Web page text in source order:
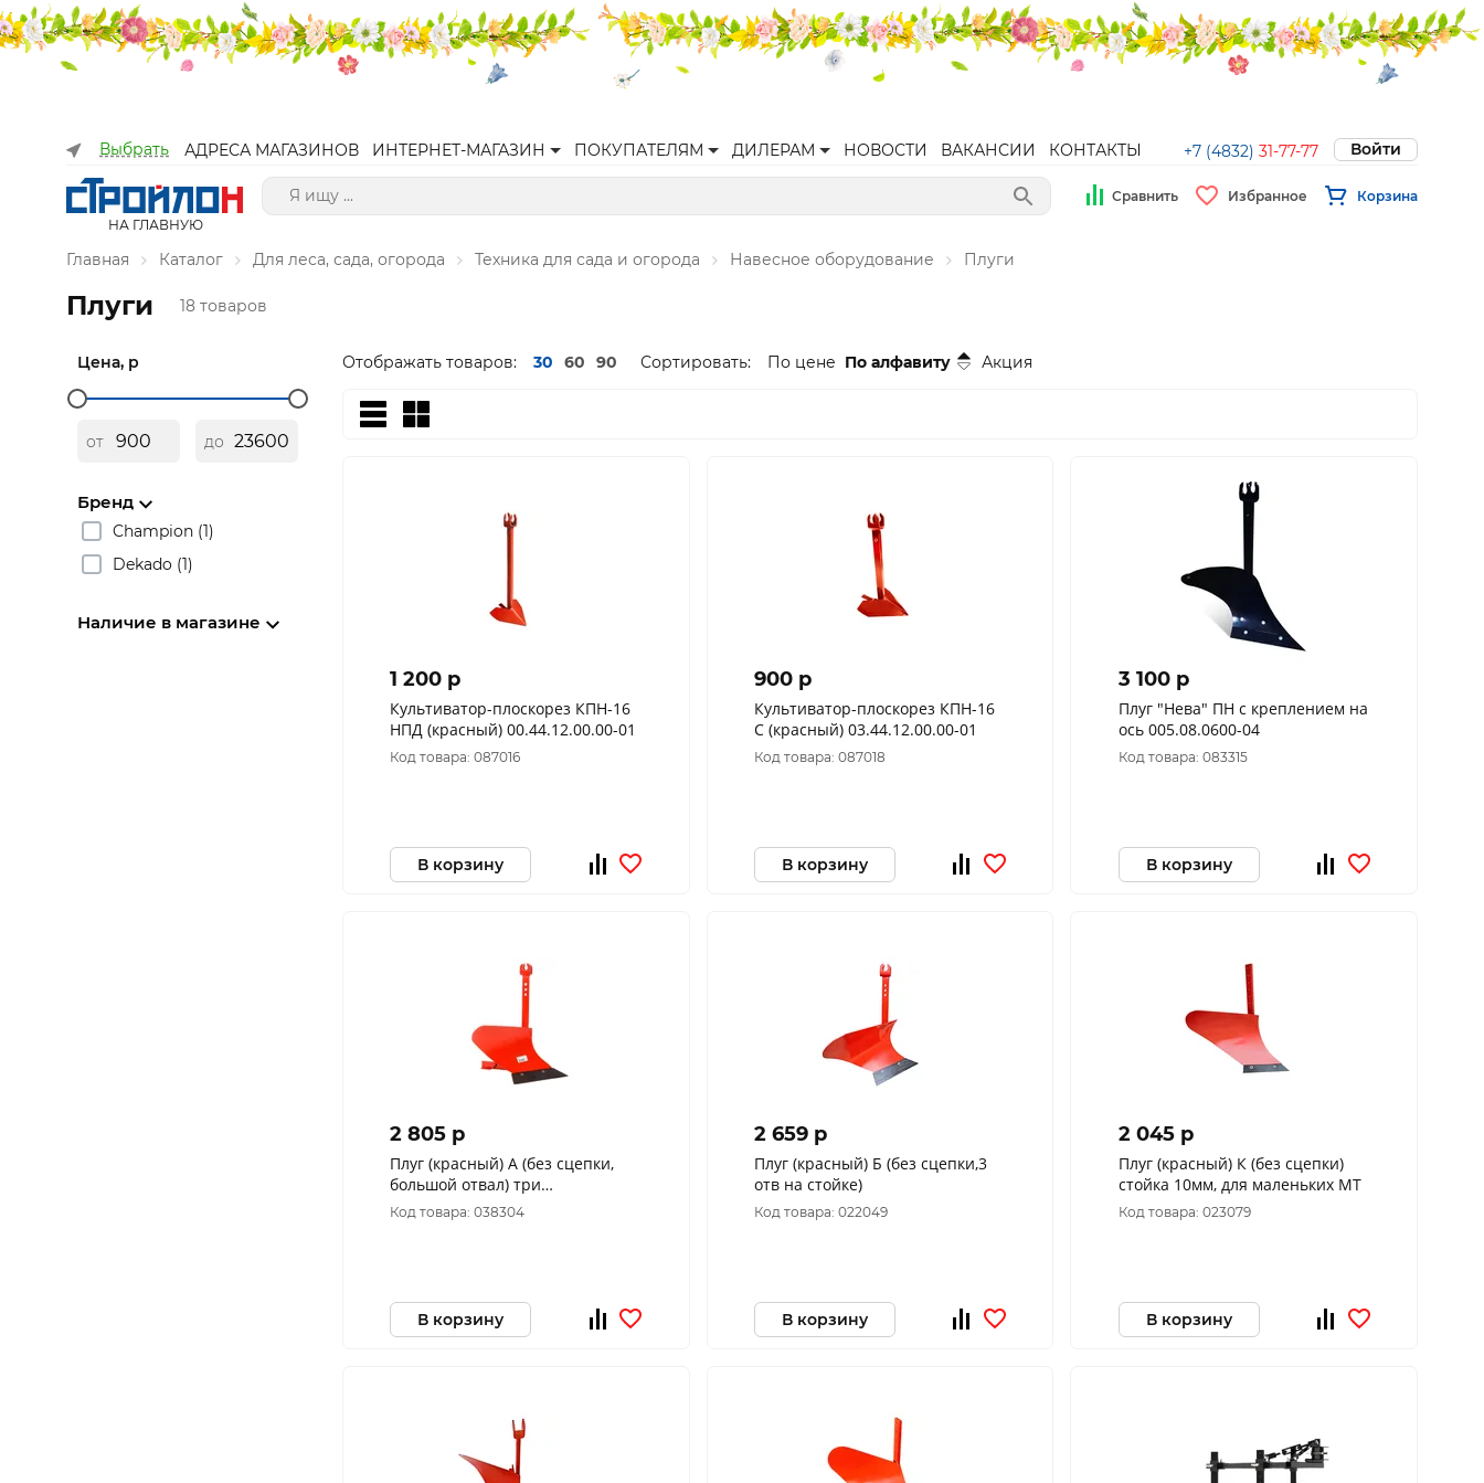
Выбрать АДРЕСА МАГАЗИНОВ ИНТЕРНЕТ-МАГАЗИН ПОКУПАТЕЛЯМ ДИЛЕРАМ НОВОСТИ ВАКАНСИИ КОНТАКТЫ +7 (4832) 31-77-77 Войти
НА ГЛАВНУЮ
Сравнить Избранное Корзина
Главная Каталог Для леса, сада, огорода Техника для сада и огорода Навесное оборудование Плуги
Плуги 18 товаров
Цена, р
от до
Бренд
Champion (1)
Dekado (1)
Наличие в магазине
Отображать товаров: 30 60 90 Сортировать: По цене По алфавиту Акция
1 200 p
Культиватор-плоскорез КПН-16
НПД (красный) 00.44.12.00.00-01
Код товара: 087016
В корзину
900 p
Культиватор-плоскорез КПН-16
С (красный) 03.44.12.00.00-01
Код товара: 087018
В корзину
3 100 p
Плуг "Нева" ПН с креплением на
ось 005.08.0600-04
Код товара: 083315
В корзину
2 805 p
Плуг (красный) А (без сцепки,
большой отвал) три
регулировки,стойка 16мм,для
глубокой вспашки
Код товара: 038304
В корзину
2 659 p
Плуг (красный) Б (без сцепки,3
отв на стойке)
Код товара: 022049
В корзину
2 045 p
Плуг (красный) К (без сцепки)
стойка 10мм, для маленьких МТ
Код товара: 023079
В корзину